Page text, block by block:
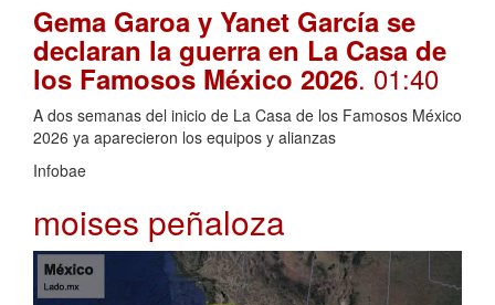
Gema Garoa y Yanet García se
declaran la guerra en La Casa de
los Famosos México 2026. 01:40
A dos semanas del inicio de La Casa de los Famosos México
2026 ya aparecieron los equipos y alianzas
Infobae
moises peñaloza